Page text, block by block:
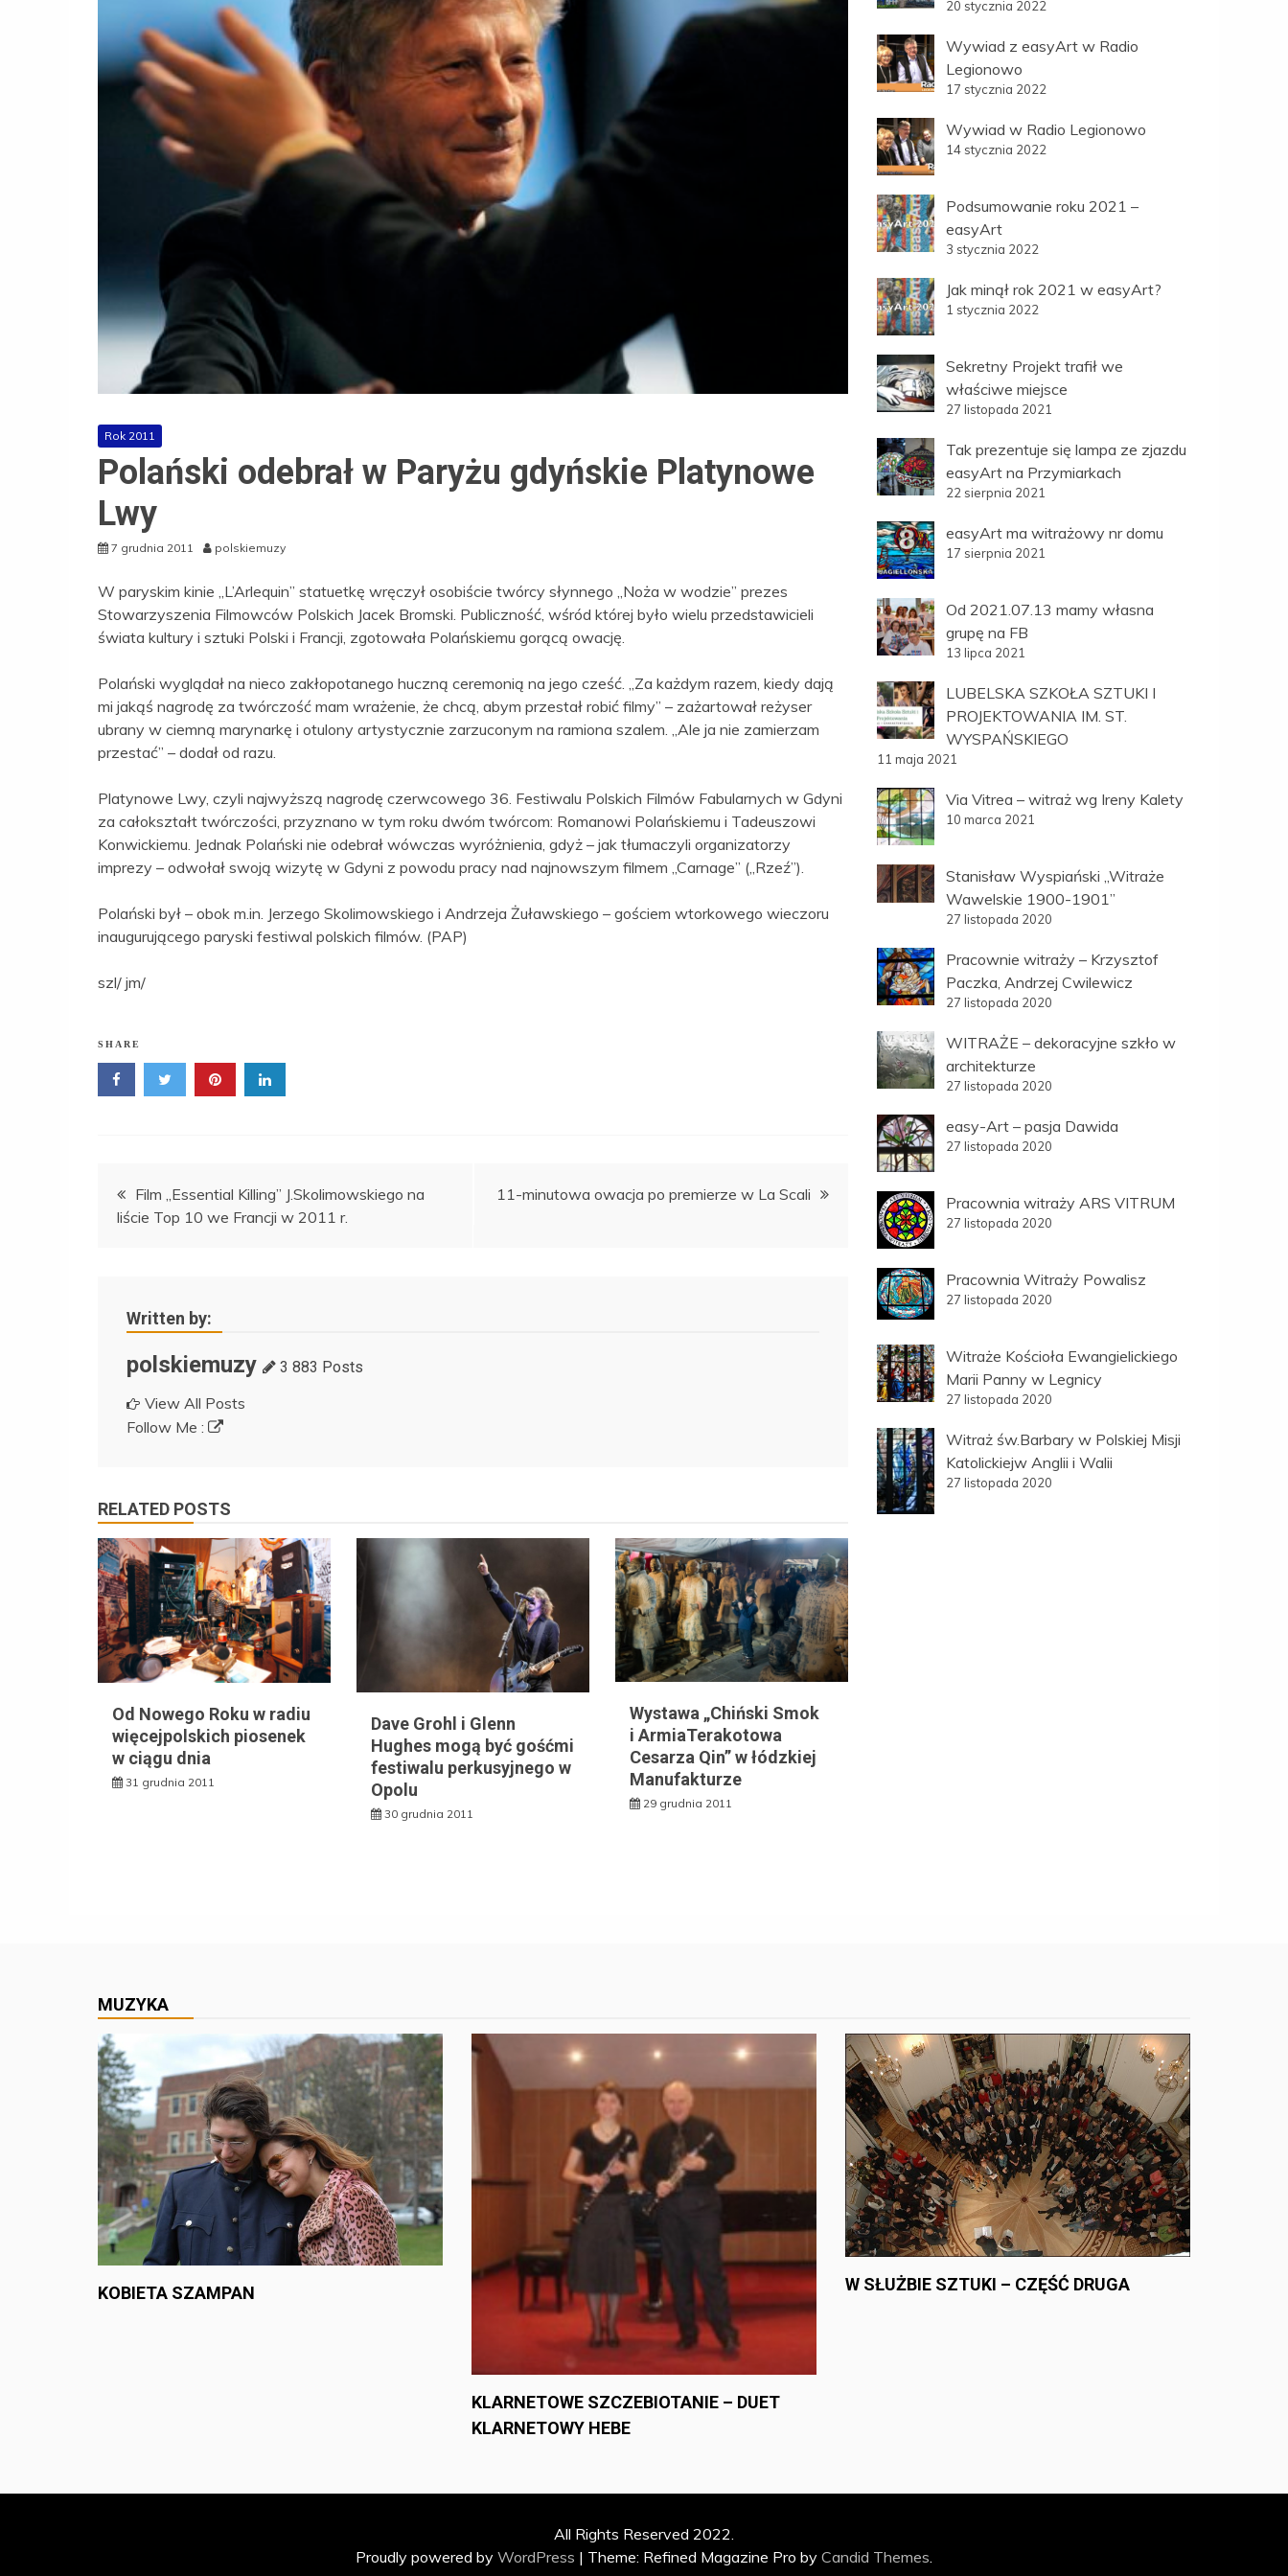
Rok 2011
Polański odebrał w Paryżu gdyńskie Platynowe
Lwy
7 grudnia 2011 polskiemuzy
W paryskim kinie „L’Arlequin” statuetkę wręczył osobiście twórcy słynnego „Noża w wodzie” prezes
Stowarzyszenia Filmowców Polskich Jacek Bromski. Publiczność, wśród której było wielu przedstawicieli
świata kultury i sztuki Polski i Francji, zgotowała Polańskiemu gorącą owację.
Polański wyglądał na nieco zakłopotanego huczną ceremonią na jego cześć. „Za każdym razem, kiedy dają
mi jakąś nagrodę za twórczość mam wrażenie, że chcą, abym przestał robić filmy” – zażartował reżyser
ubrany w ciemną marynarkę i otulony artystycznie zarzuconym na ramiona szalem. „Ale ja nie zamierzam
przestać” – dodał od razu.
Platynowe Lwy, czyli najwyższą nagrodę czerwcowego 36. Festiwalu Polskich Filmów Fabularnych w Gdyni
za całokształt twórczości, przyznano w tym roku dwóm twórcom: Romanowi Polańskiemu i Tadeuszowi
Konwickiemu. Jednak Polański nie odebrał wówczas wyróżnienia, gdyż – jak tłumaczyli organizatorzy
imprezy – odwołał swoją wizytę w Gdyni z powodu pracy nad najnowszym filmem „Carnage” („Rzeź”).
Polański był – obok m.in. Jerzego Skolimowskiego i Andrzeja Żuławskiego – gościem wtorkowego wieczoru
inaugurującego paryski festiwal polskich filmów. (PAP)
szl/ jm/
SHARE
Nawigacja
wpisu
Film „Essential Killing” J.Skolimowskiego na
liście Top 10 we Francji w 2011 r.
11-minutowa owacja po premierze w La Scali
Written by:
polskiemuzy 3 883 Posts
View All Posts
Follow Me :
RELATED POSTS
Od Nowego Roku w radiu
więcejpolskich piosenek
w ciągu dnia
31 grudnia 2011
Dave Grohl i Glenn
Hughes mogą być gośćmi
festiwalu perkusyjnego w
Opolu
30 grudnia 2011
Wystawa „Chiński Smok
i ArmiaTerakotowa
Cesarza Qin” w łódzkiej
Manufakturze
29 grudnia 2011
20 stycznia 2022
Wywiad z easyArt w Radio
Legionowo
17 stycznia 2022
Wywiad w Radio Legionowo
14 stycznia 2022
Podsumowanie roku 2021 –
easyArt
3 stycznia 2022
Jak minął rok 2021 w easyArt?
1 stycznia 2022
Sekretny Projekt trafił we
właściwe miejsce
27 listopada 2021
Tak prezentuje się lampa ze zjazdu
easyArt na Przymiarkach
22 sierpnia 2021
easyArt ma witrażowy nr domu
17 sierpnia 2021
Od 2021.07.13 mamy własna
grupę na FB
13 lipca 2021
LUBELSKA SZKOŁA SZTUKI I
PROJEKTOWANIA IM. ST.
WYSPAŃSKIEGO
11 maja 2021
Via Vitrea – witraż wg Ireny Kalety
10 marca 2021
Stanisław Wyspiański „Witraże
Wawelskie 1900-1901”
27 listopada 2020
Pracownie witraży – Krzysztof
Paczka, Andrzej Cwilewicz
27 listopada 2020
WITRAŻE – dekoracyjne szkło w
architekturze
27 listopada 2020
easy-Art – pasja Dawida
27 listopada 2020
Pracownia witraży ARS VITRUM
27 listopada 2020
Pracownia Witraży Powalisz
27 listopada 2020
Witraże Kościoła Ewangielickiego
Marii Panny w Legnicy
27 listopada 2020
Witraż św.Barbary w Polskiej Misji
Katolickiejw Anglii i Walii
27 listopada 2020
MUZYKA
KOBIETA SZAMPAN
KLARNETOWE SZCZEBIOTANIE – DUET
KLARNETOWY HEBE
W SŁUŻBIE SZTUKI – CZĘŚĆ DRUGA
All Rights Reserved 2022.
Proudly powered by WordPress | Theme: Refined Magazine Pro by Candid Themes.